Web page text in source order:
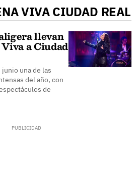
VIVA CIUDAD REAL
llevan
a Ciudad
una de las
del año, con
de